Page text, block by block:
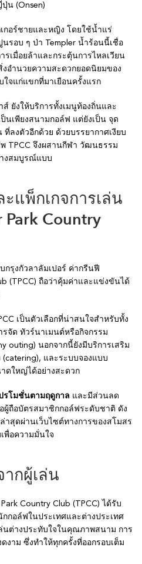
น (Onsen)
กอร์ชายและหญิง โดยใช้น้ำแร่
รอบ ๆ ป่า Templer น้ำร้อนนี้เชื่อ
รเมื่อยล้าและกระตุ้นการไหลเวียน
อำนวยความสะดวกยอดนิยมของ
จแก่แขกที่มาเยือนครั้งแรก
ยังให้บริการทั้งเมนูท้องถิ่นและ
นเพียงสนามกอล์ฟ แต่ยังเป็น จุด
ลงตัวอีกด้วย ด้วยบรรยากาศเงียบ
TPCC จึงผสานกีฬา วัฒนธรรม
งสมบูรณ์แบบ
แพ็กเกจการเล่น
Country
กรุงกัวลาลัมเปอร์ ค่ากรีนฟี
(TPCC) ถือว่าคุ้มค่าและแข่งขันได้
เป็นตัวเลือกที่น่าสนใจสำหรับทั้ง
จัด ทัวร์นาเมนต์หรือกิจกรรม
outing) นอกจากนี้ยังมีบริการเสริม
(catering), และระบบจองแบบ
ดใหญ่ได้อย่างสะดวก
รโมชั่นตามฤดูกาล และมีส่วนลด
ผู้ถือบัตรสมาชิกกอล์ฟระดับชาติ ดัง
สุดผ่านเว็บไซต์ทางการของสโมสร
พื่อความมั่นใจ
กผู้เล่น
Country Club (TPCC) ได้รับ
กอล์ฟในประเทศและต่างประเทศ
ต่างประทับใจในคุณภาพสนาม การ
าม ซึ่งทำให้ทุกครั้งที่ออกรอบเต็ม